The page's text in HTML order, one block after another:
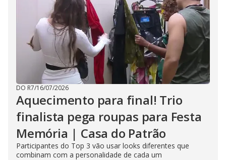
DO R7/16/07/2026
Aquecimento para final! Trio
finalista pega roupas para Festa
Memória | Casa do Patrão
Participantes do Top 3 vão usar looks diferentes que
combinam com a personalidade de cada um